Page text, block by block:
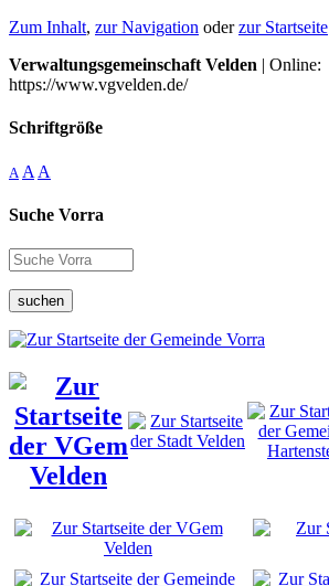
Zum Inhalt, zur Navigation oderzur Startseite
Verwaltungsgemeinschaft Velden | Online:
https://www.vgvelden.de/
Schriftgröße
A A A
Suche Vorra
suchen